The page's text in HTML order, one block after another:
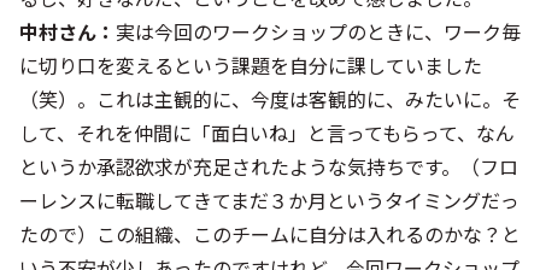
中村さん： 実は今回のワークショップのときに、ワーク毎
に切り口を変えるという課題を自分に課していました
（笑）。これは主観的に、今度は客観的に、みたいに。そ
して、それを仲間に「面白いね」と言ってもらって、なん
というか承認欲求が充足されたような気持ちです。（フロ
ーレンスに転職してきてまだ３か月というタイミングだっ
たので）この組織、このチームに自分は入れるのかな？と